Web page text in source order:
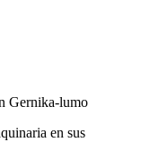
Gernika-lumo
en sus